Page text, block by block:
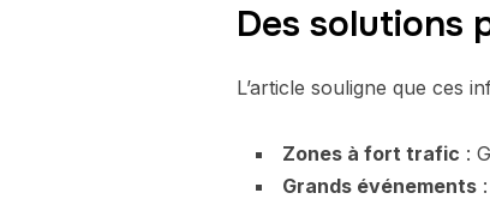
Des solutions
L’article souligne que ces
Zones à fort trafic :
Grands événements